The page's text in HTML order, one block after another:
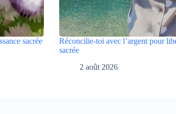
sacrée
Réconcilie-toi avec l’argent pour
sacrée
2 août 2026